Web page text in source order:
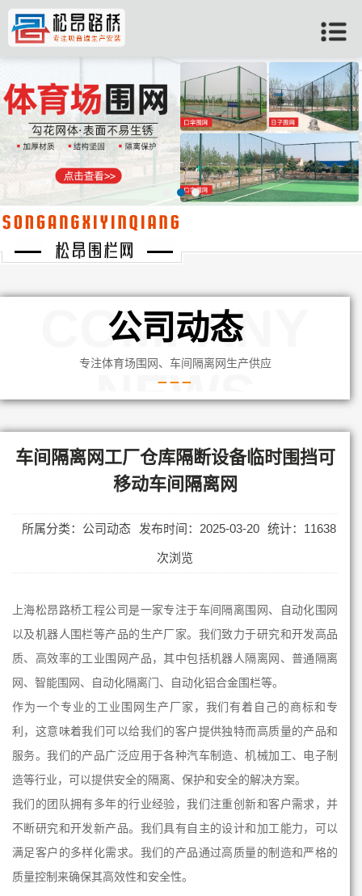
当前位置：首页>>公司动态
公司动态
COMPANY
NEWS
专注体育场围网、车间隔离网生产供应
车间隔离网工厂仓库隔断设备临时围挡可
移动车间隔离网
所属分类：公司动态 发布时间：2025-03-20 统计：11638
次浏览
上海松昂路桥工程公司是一家专注于车间隔离围网、自动化围网
以及机器人围栏等产品的生产厂家。我们致力于研究和开发高品
质、高效率的工业围网产品，其中包括机器人隔离网、普通隔离
网、智能围网、自动化隔离门、自动化铝合金围栏等。
作为一个专业的工业围网生产厂家，我们有着自己的商标和专
利，这意味着我们可以给我们的客户提供独特而高质量的产品和
服务。我们的产品广泛应用于各种汽车制造、机械加工、电子制
造等行业，可以提供安全的隔离、保护和安全的解决方案。
我们的团队拥有多年的行业经验，我们注重创新和客户需求，并
不断研究和开发新产品。我们具有自主的设计和加工能力，可以
满足客户的多样化需求。我们的产品通过高质量的制造和严格的
质量控制来确保其高效性和安全性。